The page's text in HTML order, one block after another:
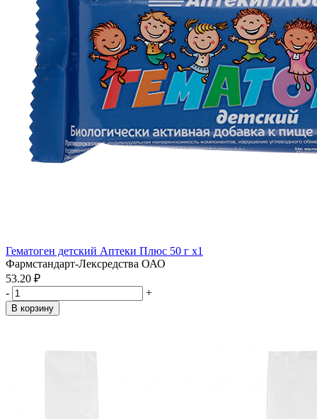
Гематоген детский Аптеки Плюс 50 г x1
Фармстандарт-Лексредства ОАО
53.20 ₽
-
+
В корзину